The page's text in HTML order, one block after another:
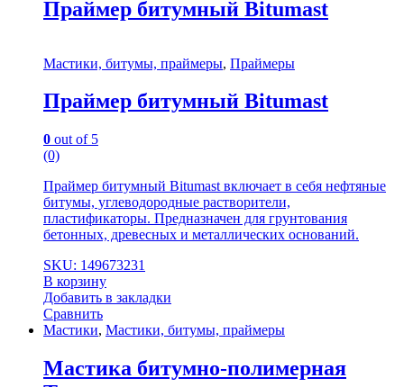
Праймер битумный Bitumast
Мастики, битумы, праймеры, Праймеры
Праймер битумный Bitumast
0 out of 5
(0)
Праймер битумный Bitumast включает в себя нефтяные
битумы, углеводородные растворители,
пластификаторы. Предназначен для грунтования
бетонных, древесных и металлических оснований.
SKU: 149673231
В корзину
Добавить в закладки
Сравнить
Мастики, Мастики, битумы, праймеры
Мастика битумно-полимерная